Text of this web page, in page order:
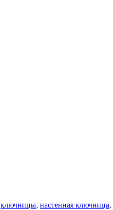
ключницы, настенная ключница,